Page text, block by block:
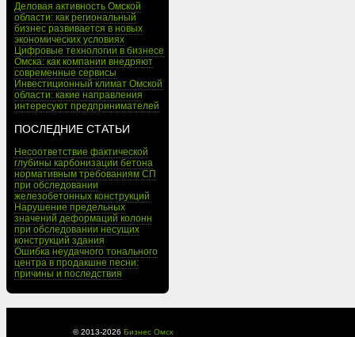
Деловая активность Омской
области: как региональный
бизнес развивается в новых
экономических условиях
Цифровые технологии в бизнесе
Омска: как компании внедряют
современные сервисы
Инвестиционный климат Омской
области: какие направления
интересуют предпринимателей
ПОСЛЕДНИЕ СТАТЬИ
Несоответствие фактической
глубины карбонизации бетона
нормативным требованиям СП
при обследовании
железобетонных конструкций
Нарушение предельных
значений деформаций колонн
при обследовании несущих
конструкций здания
Ошибка неудачного тонального
центра в продакшне песни:
причины и последствия
© 2013-2026 Бизнес Омск